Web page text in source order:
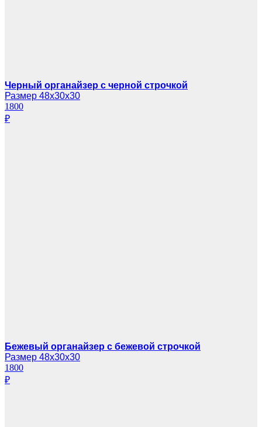
Черный органайзер с черной строчкой
Размер 48х30х30
1800
₽
Бежевый органайзер с бежевой строчкой
Размер 48х30х30
1800
₽